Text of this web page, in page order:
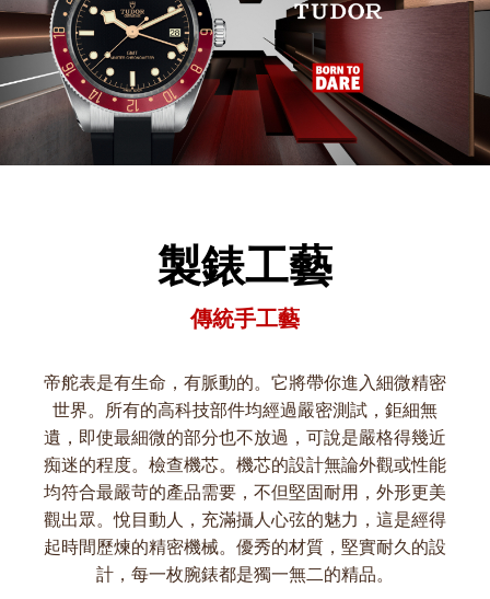
製錶工藝
傳統手工藝
帝舵表是有生命，有脈動的。它將帶你進入細微精密
世界。所有的高科技部件均經過嚴密測試，鉅細無
遺，即使最細微的部分也不放過，可說是嚴格得幾近
痴迷的程度。檢查機芯。機芯的設計無論外觀或性能
均符合最嚴苛的產品需要，不但堅固耐用，外形更美
觀出眾。悅目動人，充滿攝人心弦的魅力，這是經得
起時間歷煉的精密機械。優秀的材質，堅實耐久的設
計，每一枚腕錶都是獨一無二的精品。